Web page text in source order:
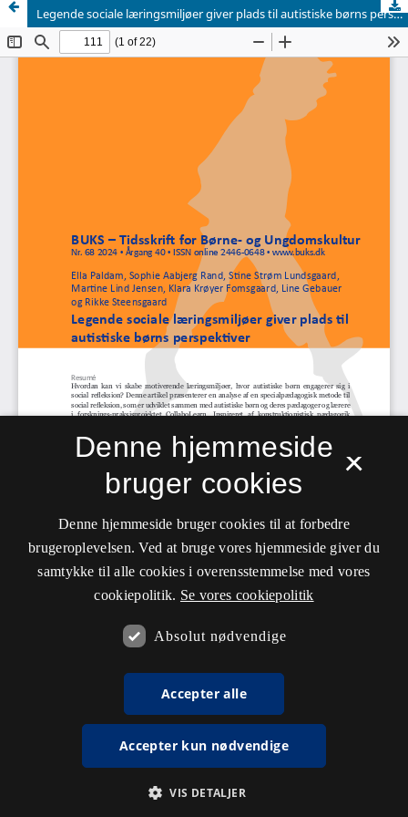
Legende sociale læringsmiljøer giver plads til autistiske børns perspektiver
×
Denne hjemmeside
bruger cookies
Denne hjemmeside bruger cookies til at forbedre
brugeroplevelsen. Ved at bruge vores hjemmeside giver du
samtykke til alle cookies i overensstemmelse med vores
cookiepolitik. Se vores cookiepolitik
Absolut nødvendige
Accepter alle
Accepter kun nødvendige
VIS DETALJER